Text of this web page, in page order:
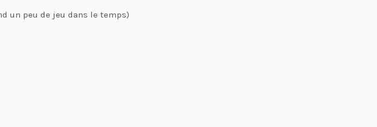
un peu de jeu dans le temps)